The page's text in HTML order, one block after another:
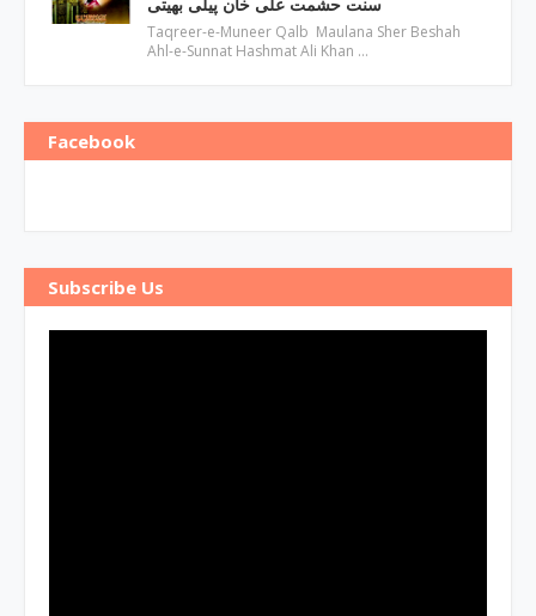
Taqreer-e-Muneer Qalb Maulana Sher Beshah
Ahl-e-Sunnat Hashmat Ali Khan …
Facebook
Subscribe Us